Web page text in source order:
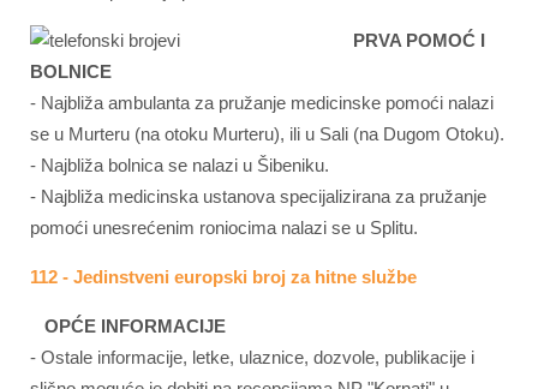
PRVA POMOĆ I
BOLNICE
- Najbliža ambulanta za pružanje medicinske pomoći nalazi
se u Murteru (na otoku Murteru), ili u Sali (na Dugom Otoku).
- Najbliža bolnica se nalazi u Šibeniku.
- Najbliža medicinska ustanova specijalizirana za pružanje
pomoći unesrećenim roniocima nalazi se u Splitu.
112 - Jedinstveni europski broj za hitne službe
OPĆE INFORMACIJE
- Ostale informacije, letke, ulaznice, dozvole, publikacije i